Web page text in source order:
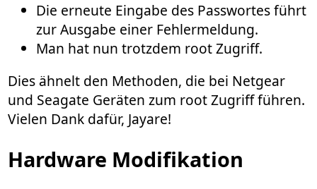
Die erneute Eingabe des Passwortes führt
zur Ausgabe einer Fehlermeldung.
Man hat nun trotzdem root Zugriff.
Dies ähnelt den Methoden, die bei Netgear
und Seagate Geräten zum root Zugriff führen.
Vielen Dank dafür, Jayare!
Hardware Modifikation